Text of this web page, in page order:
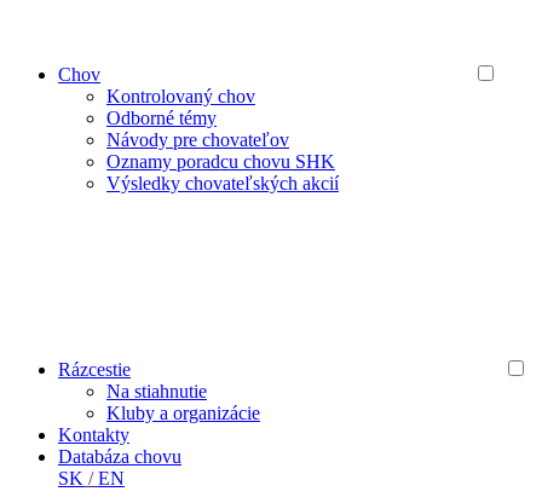
Chov
Kontrolovaný chov
Odborné témy
Návody pre chovateľov
Oznamy poradcu chovu SHK
Výsledky chovateľských akcií
Rázcestie
Na stiahnutie
Kluby a organizácie
Kontakty
Databáza chovu
SK /EN